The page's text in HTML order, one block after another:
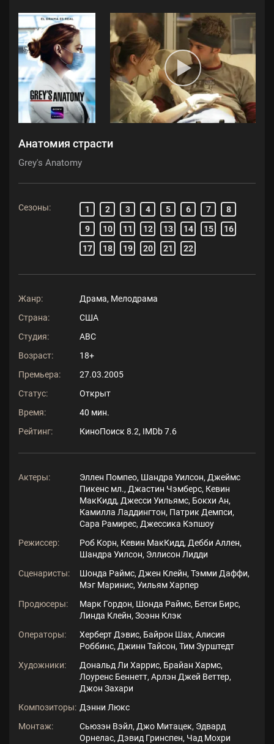
Анатомия страсти
Grey's Anatomy
Сезоны: 1 2 3 4 5 6 7
8
9
10 11 12 13 14 15
16
17
18 19 20 21 22
Жанр:
Драма, Мелодрама
Страна:
США
Студия:
ABC
Возраст:
18+
Премьера:
27.03.2005
Статус:
Открыт
Время:
40 мин.
Рейтинг:
КиноПоиск 8.2, IMDb 7.6
Актеры:
Эллен Помпео, Шандра Уилсон, Джеймс
Пикенс мл., Джастин Чэмберс, Кевин
МакКидд, Джесси Уильямс, Бокхи Ан,
Камилла Ладдингтон, Патрик Демпси,
Сара Рамирес, Джессика Кэпшоу
Режиссер:
Роб Корн, Кевин МакКидд, Дебби Аллен,
Шандра Уилсон, Эллисон Лидди
Сценаристы:
Шонда Раймс, Джен Клейн, Тэмми Даффи,
Мэг Маринис, Уильям Харпер
Продюсеры:
Марк Гордон, Шонда Раймс, Бетси Бирс,
Линда Клейн, Зоэнн Клэк
Операторы:
Херберт Дэвис, Байрон Шах, Алисия
Роббинс, Джинн Тайсон, Тим Зурштедт
Художники:
Дональд Ли Харрис, Брайан Хармс,
Лоуренс Беннетт, Арлэн Джей Веттер,
Джон Захари
Композиторы: Дэнни Люкс
Монтаж:
Сьюзэн Вэйл, Джо Митацек, Эдвард
Орнелас, Дэвид Гринспен, Чад Мохри